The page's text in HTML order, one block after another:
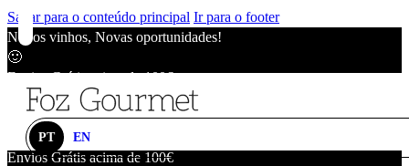
Saltar para o conteúdo principal Ir para o footer
Novos vinhos, Novas oportunidades!
🙂
Envios Grátis acima de 100€
Novos vinhos, Novas oportunidades!
Envios Grátis acima de 100€
PT EN